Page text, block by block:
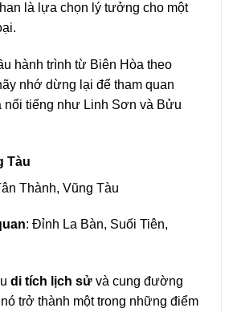
là lựa chọn lý tưởng cho một
hành trình từ Biên Hòa theo
nhớ dừng lại để tham quan
nổi tiếng như Linh Sơn và Bửu
Tàu
Thành, Vũng Tàu
: Đỉnh La Bàn, Suối Tiên,
di tích lịch sử và cung đường
trở thành một trong những điểm